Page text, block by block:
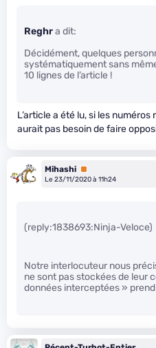
Reghra dit:
Décidément, quelques
systématiquement sans
10 lignes de l’article !
L’article a été lu, si les numéros
aurait pas besoin de faire
Mihashi Premium
Le 23/11/2020 à 11h24
(reply:1838693:Ninja-Veloce)
Notre interlocuteur nous
ne sont pas stockées de leur
données interceptées »